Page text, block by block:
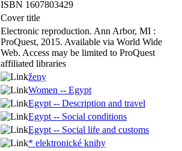
ISBN 1607803429
Cover title
Electronic reproduction. Ann Arbor, MI :
ProQuest, 2015. Available via World Wide
Web. Access may be limited to ProQuest
affiliated libraries
ženy
Women -- Egypt
Egypt -- Description and travel
Egypt -- Social conditions
Egypt -- Social life and customs
* elektronické knihy